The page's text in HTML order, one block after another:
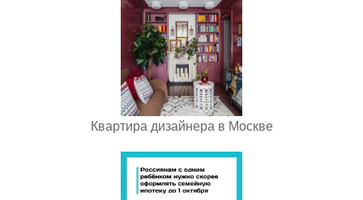
Квартира дизайнера в Москве